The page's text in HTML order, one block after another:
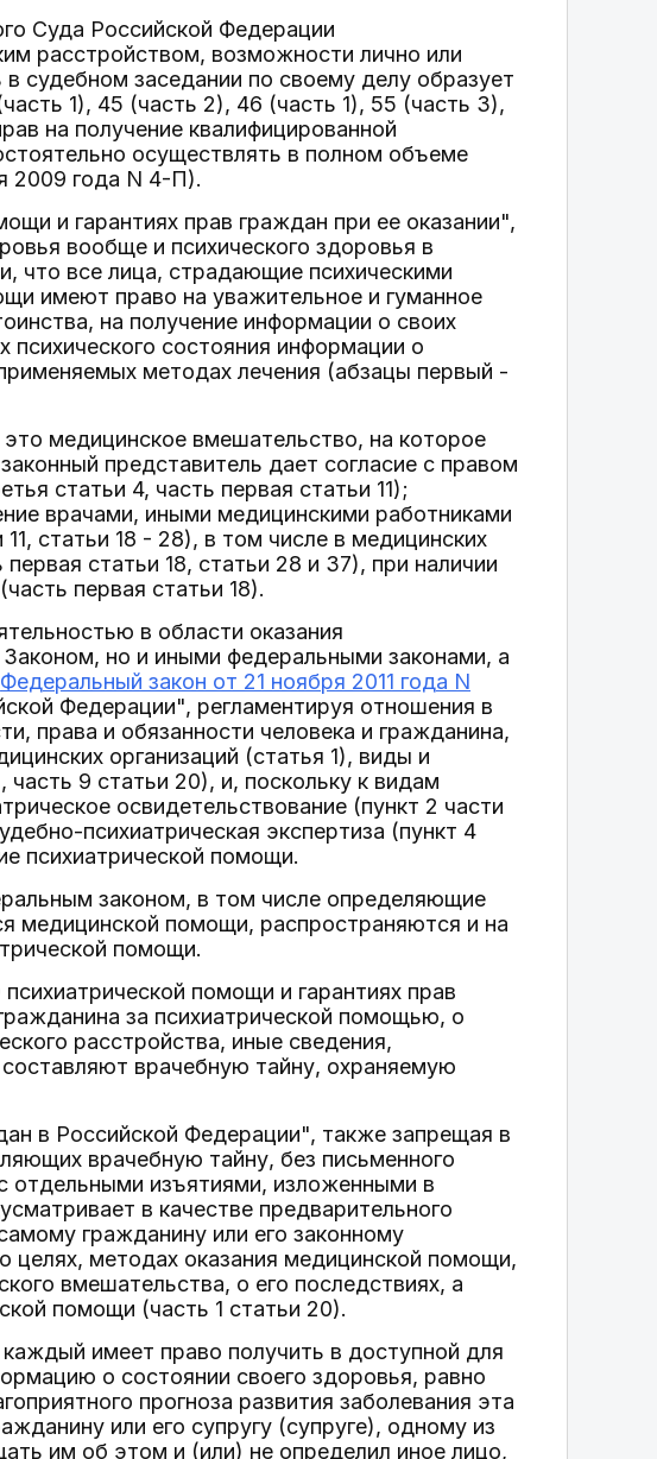
Суда Российской Федерации
расстройством, возможности лично или
судебном заседании по своему делу образует
1), 45 (часть 2), 46 (часть 1), 55 (часть 3),
на получение квалифицированной
осуществлять в полном объеме
2009 года N 4-П).
и гарантиях прав граждан при ее оказании",
вообще и психического здоровья в
что все лица, страдающие психическими
имеют право на уважительное и гуманное
на получение информации о своих
состояния информации о
методах лечения (абзацы первый -
медицинское вмешательство, на которое
представитель дает согласие с правом
статьи 4, часть первая статьи 11);
врачами, иными медицинскими работниками
статьи 18 - 28), в том числе в медицинских
статьи 18, статьи 28 и 37), при наличии
первая статьи 18).
в области оказания
но и иными федеральными законами, а
Федеральный закон от 21 ноября 2011 года N
Федерации", регламентируя отношения в
права и обязанности человека и гражданина,
организаций (статья 1), виды и
9 статьи 20), и, поскольку к видам
освидетельствование (пункт 2 части
психиатрическая экспертиза (пункт 4
психиатрической помощи.
законом, в том числе определяющие
медицинской помощи, распространяются и на
помощи.
помощи и гарантиях прав
за психиатрической помощью, о
расстройства, иные сведения,
врачебную тайну, охраняемую
в Российской Федерации", также запрещая в
врачебную тайну, без письменного
отдельными изъятиями, изложенными в
в качестве предварительного
гражданину или его законному
методах оказания медицинской помощи,
вмешательства, о его последствиях, а
помощи (часть 1 статьи 20).
имеет право получить в доступной для
о состоянии своего здоровья, равно
прогноза развития заболевания эта
или его супругу (супруге), одному из
им об этом и (или) не определил иное лицо,